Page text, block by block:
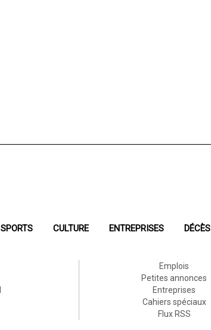
SPORTS CULTURE ENTREPRISES DÉCÈS
Emplois
Petites annonces
Entreprises
Cahiers spéciaux
Flux RSS